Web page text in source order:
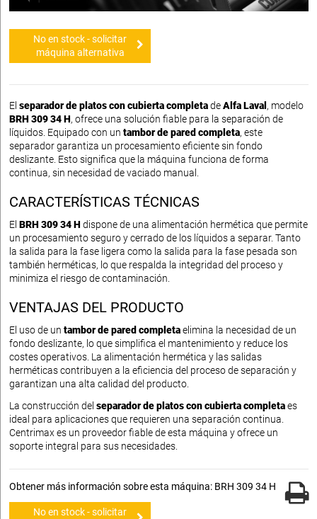
No en stock - solicitar
máquina alternativa
El separador de platos con cubierta completadeAlfa Laval , modelo
BRH 309 34 H, ofrece una solución fiable para la separación de
líquidos. Equipado con un tambor de pared completa, este
separador garantiza un procesamiento eficiente sin fondo
deslizante. Esto significa que la máquina funciona de forma
continua, sin necesidad de vaciado manual.
CARACTERÍSTICAS TÉCNICAS
El BRH 309 34 H dispone de una alimentación hermética que permite
un procesamiento seguro y cerrado de los líquidos a separar. Tanto
la salida para la fase ligera como la salida para la fase pesada son
también herméticas, lo que respalda la integridad del proceso y
minimiza el riesgo de contaminación.
VENTAJAS DEL PRODUCTO
El uso de un tambor de pared completaelimina la necesidad de un
fondo deslizante, lo que simplifica el mantenimiento y reduce los
costes operativos. La alimentación hermética y las salidas
herméticas contribuyen a la eficiencia del proceso de separación y
garantizan una alta calidad del producto.
La construcción del separador de platos con cubierta completaes
ideal para aplicaciones que requieren una separación continua.
Centrimax es un proveedor fiable de esta máquina y ofrece un
soporte integral para sus necesidades.
Obtener más información sobre esta máquina: BRH 309 34 H
No en stock - solicitar